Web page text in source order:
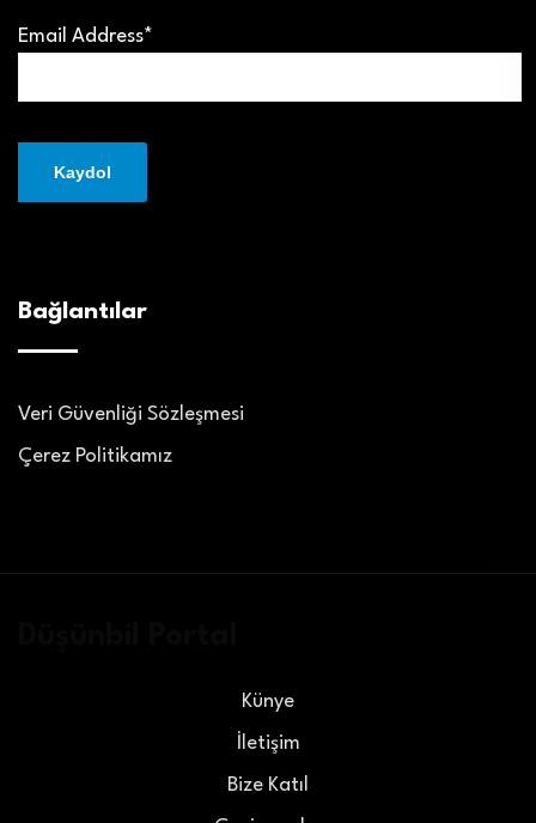
Email Address*
Bağlantılar
Veri Güvenliği Sözleşmesi
Çerez Politikamız
Künye
İletişim
Bize Katıl